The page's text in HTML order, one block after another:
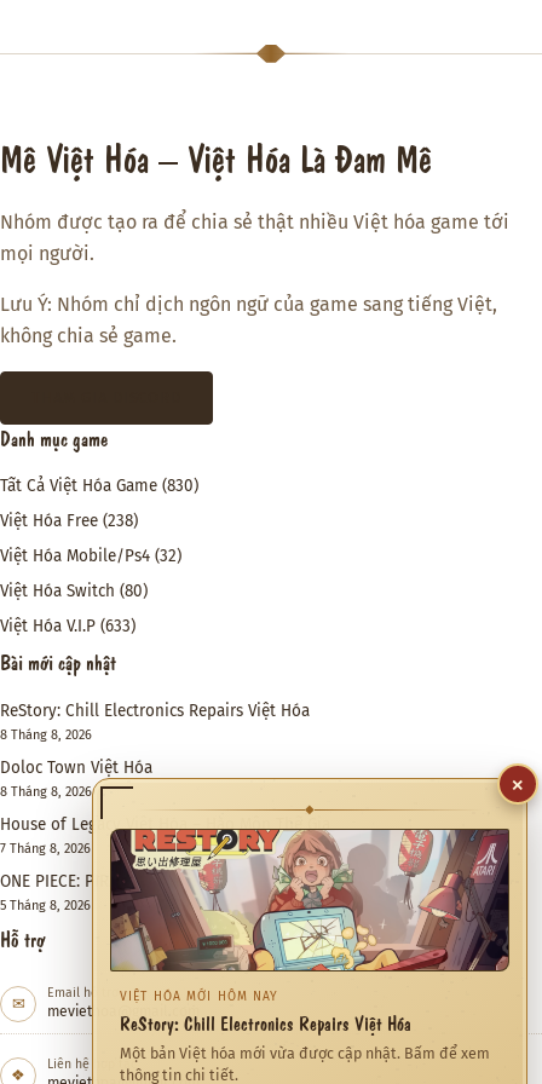
Mê Việt Hóa – Việt Hóa Là Đam Mê
Nhóm được tạo ra để chia sẻ thật nhiều Việt hóa game tới
mọi người.
Lưu Ý: Nhóm chỉ dịch ngôn ngữ của game sang tiếng Việt,
không chia sẻ game.
Danh mục game
Tất Cả Việt Hóa Game (830)
Việt Hóa Free (238)
Việt Hóa Mobile/Ps4 (32)
Việt Hóa Switch (80)
Việt Hóa V.I.P (633)
Bài mới cập nhật
ReStory: Chill Electronics Repairs Việt Hóa
8 Tháng 8, 2026
Doloc Town Việt Hóa
8 Tháng 8, 2026
House of Legacy Việt Hóa – Hào Môn Thế Gia
7 Tháng 8, 2026
ONE PIECE: PIRATE WARRIORS 4 Việt Hóa
5 Tháng 8, 2026
Hỗ trợ
✉ Email hỗ trợ
meviethoa@gmail.com
❖ Liên hệ hợp tác
×
◆
VIỆT HÓA MỚI HÔM NAY
ReStory: Chill Electronics Repairs Việt Hóa
Một bản Việt hóa mới vừa được cập nhật. Bấm để xem
thông tin chi tiết.